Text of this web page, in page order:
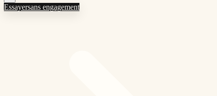
Essayersans engagement